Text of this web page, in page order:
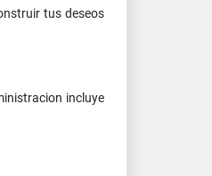
tus deseos
️incluye